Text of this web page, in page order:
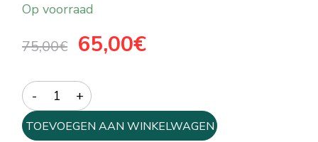
Op voorraad
75,00€ 65,00€
Quantity
TOEVOEGEN AAN WINKELWAGEN